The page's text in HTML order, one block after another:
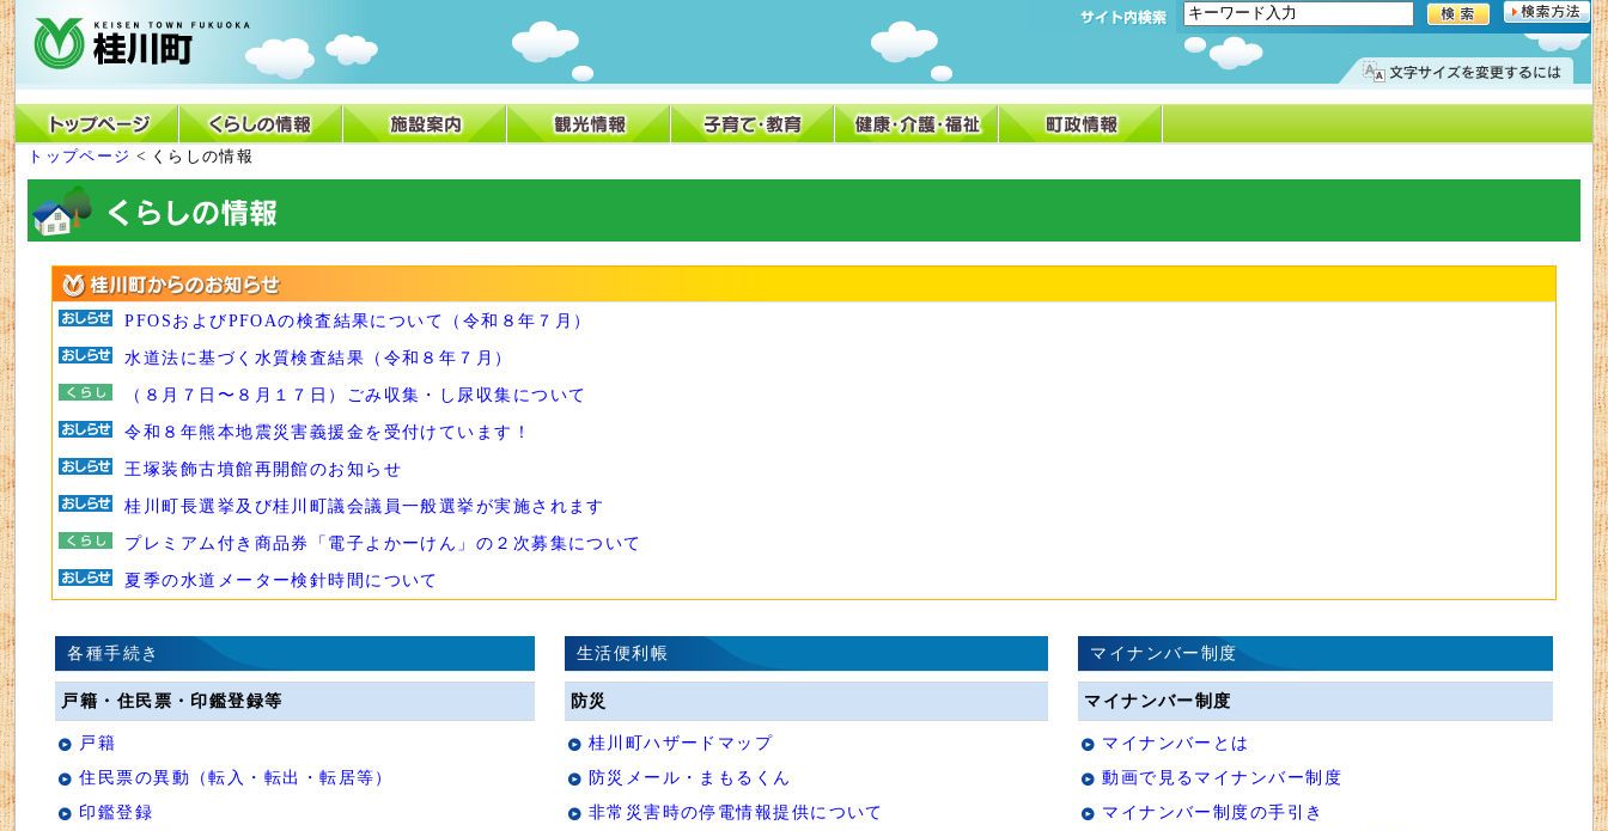
トップページ < くらしの情報
PFOSおよびPFOAの検査結果について（令和８年７月）
水道法に基づく水質検査結果（令和８年７月）
（８月７日〜８月１７日）ごみ収集・し尿収集について
令和８年熊本地震災害義援金を受付けています！
王塚装飾古墳館再開館のお知らせ
桂川町長選挙及び桂川町議会議員一般選挙が実施されます
プレミアム付き商品券「電子よかーけん」の２次募集について
夏季の水道メーター検針時間について
生活便利帳
防災
桂川町ハザードマップ
防災メール・まもるくん
非常災害時の停電情報提供について
マイナンバー制度
マイナンバー制度
マイナンバーとは
動画で見るマイナンバー制度
マイナンバー制度の手引き
各種手続き
戸籍・住民票・印鑑登録等
戸籍
住民票の異動（転入・転出・転居等）
印鑑登録